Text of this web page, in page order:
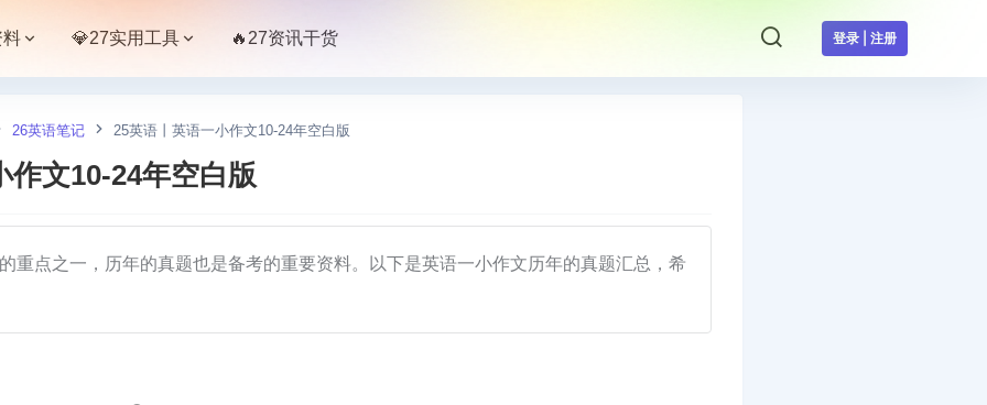
登录 | 注册
料 💎27实用工具 🔥27资讯干货
26英语笔记 25英语丨英语一小作文10-24年空白版
作文10-24年空白版
重点之一，历年的真题也是备考的重要资料。以下是英语一小作文历年的真题汇总，希